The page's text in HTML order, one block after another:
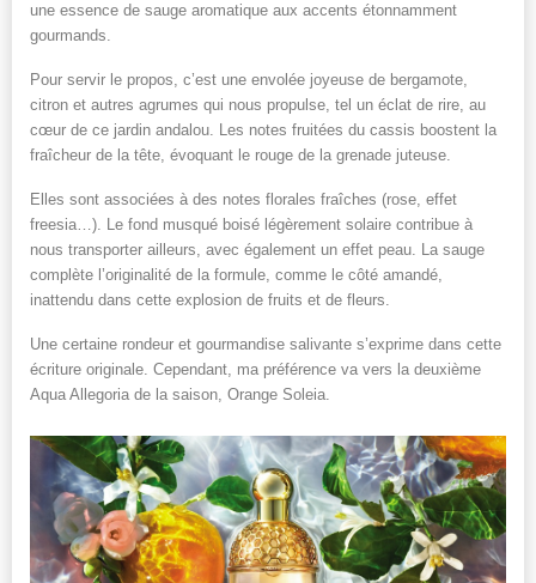
une essence de sauge aromatique aux accents étonnamment
gourmands.
Pour servir le propos, c’est une envolée joyeuse de bergamote,
citron et autres agrumes qui nous propulse, tel un éclat de rire, au
cœur de ce jardin andalou. Les notes fruitées du cassis boostent la
fraîcheur de la tête, évoquant le rouge de la grenade juteuse.
Elles sont associées à des notes florales fraîches (rose, effet
freesia…). Le fond musqué boisé légèrement solaire contribue à
nous transporter ailleurs, avec également un effet peau. La sauge
complète l’originalité de la formule, comme le côté amandé,
inattendu dans cette explosion de fruits et de fleurs.
Une certaine rondeur et gourmandise salivante s’exprime dans cette
écriture originale. Cependant, ma préférence va vers la deuxième
Aqua Allegoria de la saison, Orange Soleia.